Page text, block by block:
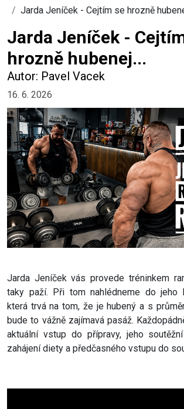
Jarda Jeníček - Cejtím se hrozně
Jarda Jeníček -
hrozně hubenej...
Autor: Pavel Vacek
16. 6. 2026
Jarda Jeníček vás provede tréninkem
taky paží. Při tom nahlédneme do jeho
která trvá na tom, že je hubený a s
bude to vážně zajímavá pasáž.
aktuální vstup do přípravy, jeho
zahájení diety a předčasného vstupu do